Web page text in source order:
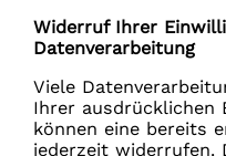
Widerruf Ihrer
Datenverarbeitung
Viele
Ihrer ausdrücklichen
können eine bereits
jederzeit widerrufen.